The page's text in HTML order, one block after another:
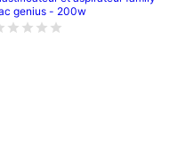
genius - 200w